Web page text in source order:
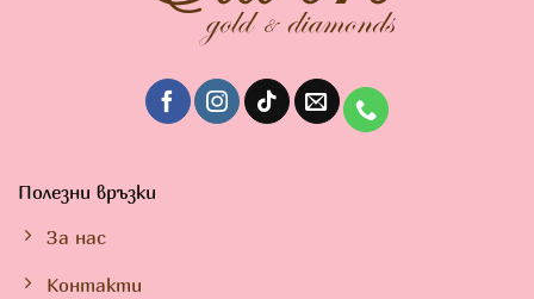
Полезни връзки
За нас
Контакти